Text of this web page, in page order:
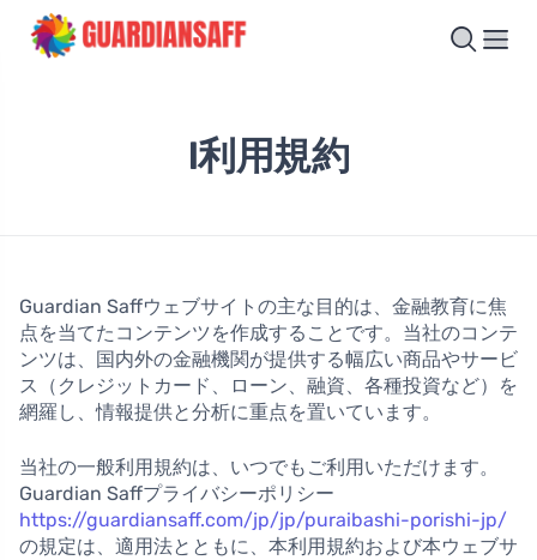
l利用規約
Guardian Saffウェブサイトの主な目的は、金融教育に焦
点を当てたコンテンツを作成することです。当社のコンテ
ンツは、国内外の金融機関が提供する幅広い商品やサービ
ス（クレジットカード、ローン、融資、各種投資など）を
網羅し、情報提供と分析に重点を置いています。
当社の一般利用規約は、いつでもご利用いただけます。
Guardian Saffプライバシーポリシー
https://guardiansaff.com/jp/jp/puraibashi-porishi-jp/
の規定は、適用法とともに、本利用規約および本ウェブサ